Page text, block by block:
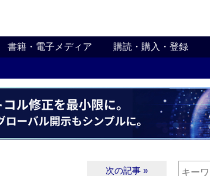
書籍・電子メディア 購読・購入・登録
次の記事 »